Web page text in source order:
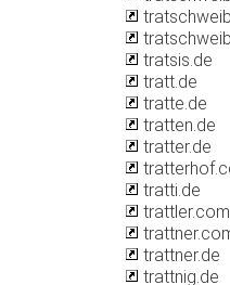
tratsis.de
tratt.de
tratte.de
tratten.de
tratter.de
tratti.de
trattler.com
trattner.de
trattnig.de